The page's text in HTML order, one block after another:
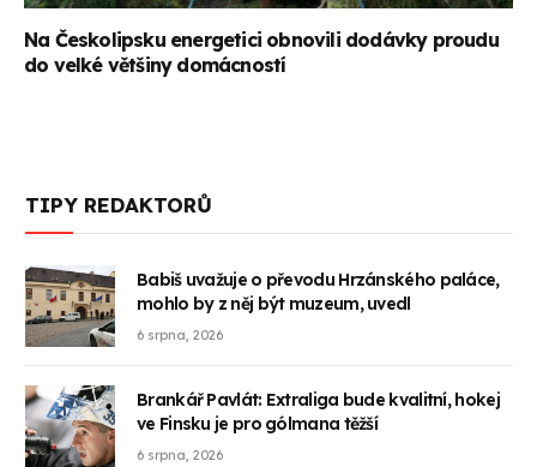
Na Českolipsku energetici obnovili dodávky proudu
do velké většiny domácností
TIPY REDAKTORŮ
Babiš uvažuje o převodu Hrzánského paláce,
mohlo by z něj být muzeum, uvedl
6 srpna, 2026
Brankář Pavlát: Extraliga bude kvalitní, hokej
ve Finsku je pro gólmana těžší
6 srpna, 2026